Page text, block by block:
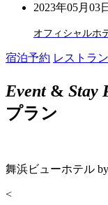
2023年05月03日
オフィシャルホ
宿泊予約 レストラ
Event& Stay
プラン
舞浜ビューホテル
<